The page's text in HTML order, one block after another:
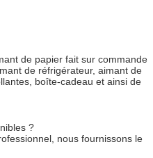
de papier fait sur commande
de réfrigérateur, aimant de
boîte-cadeau et ainsi de
?
nous fournissons le